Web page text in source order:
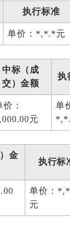
执行标准
单价：*,*.*元
中标（成
交）金额
执
价：
元
单
金
执行标
单价：
元